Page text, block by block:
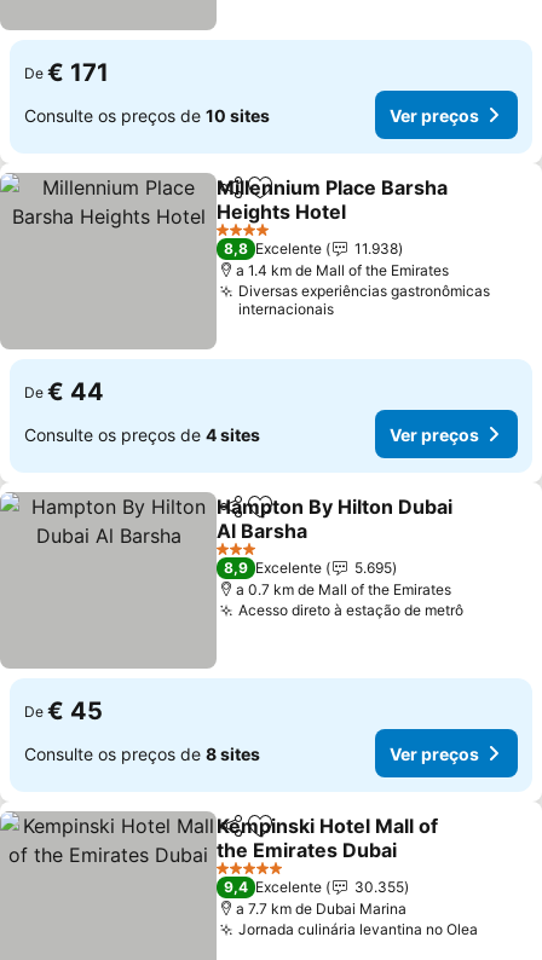
De € 171
Consulte os preços de 10 sites Ver preços
PartilharAdicionar aos favoritos
Millennium Place Barsha
Heights Hotel
4 Estrelas
8,8 Excelente
11.938
a 1.4 km de Mall of the Emirates
Diversas experiências gastronômicas
internacionais
De € 44
Consulte os preços de 4 sites Ver preços
PartilharAdicionar aos favoritos
Hampton By Hilton Dubai
Al Barsha
3 Estrelas
8,9 Excelente
5.695
a 0.7 km de Mall of the Emirates
Acesso direto à estação de metrô
De € 45
Consulte os preços de 8 sites Ver preços
PartilharAdicionar aos favoritos
Kempinski Hotel Mall of
the Emirates Dubai
5 Estrelas
9,4 Excelente
30.355
a 7.7 km de Dubai Marina
Jornada culinária levantina no Olea